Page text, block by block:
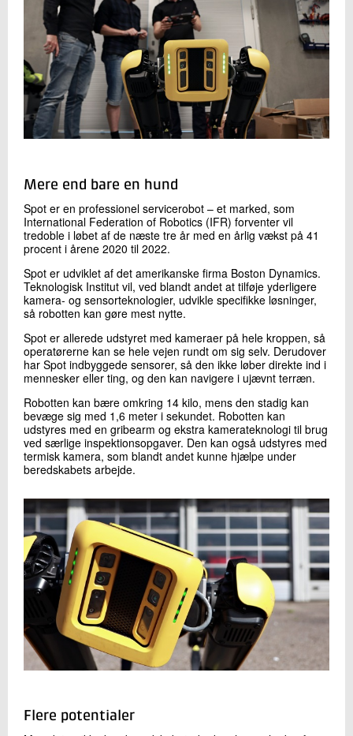
Mere end bare en hund
Spot er en professionel servicerobot – et marked, som
International Federation of Robotics (IFR) forventer vil
tredoble i løbet af de næste tre år med en årlig vækst på 41
procent i årene 2020 til 2022.
Spot er udviklet af det amerikanske firma Boston Dynamics.
Teknologisk Institut vil, ved blandt andet at tilføje yderligere
kamera- og sensorteknologier, udvikle specifikke løsninger,
så robotten kan gøre mest nytte.
Spot er allerede udstyret med kameraer på hele kroppen, så
operatørerne kan se hele vejen rundt om sig selv. Derudover
har Spot indbyggede sensorer, så den ikke løber direkte ind i
mennesker eller ting, og den kan navigere i ujævnt terræn.
Robotten kan bære omkring 14 kilo, mens den stadig kan
bevæge sig med 1,6 meter i sekundet. Robotten kan
udstyres med en gribearm og ekstra kamerateknologi til brug
ved særlige inspektionsopgaver. Den kan også udstyres med
termisk kamera, som blandt andet kunne hjælpe under
beredskabets arbejde.
Flere potentialer